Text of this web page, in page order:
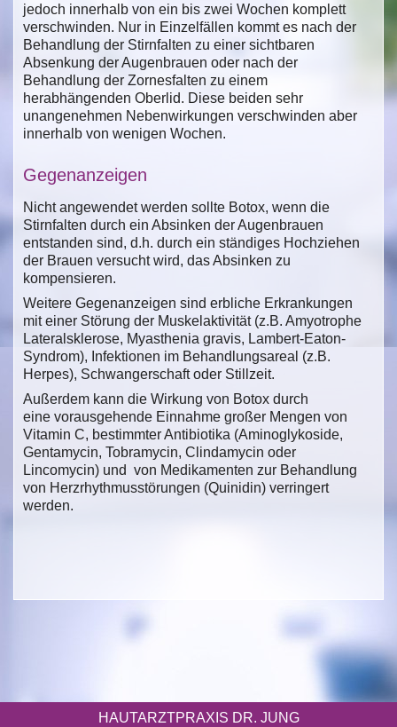
jedoch innerhalb von ein bis zwei Wochen komplett
verschwinden. Nur in Einzelfällen kommt es nach der
Behandlung der Stirnfalten zu einer sichtbaren
Absenkung der Augenbrauen oder nach der
Behandlung der Zornesfalten zu einem
herabhängenden Oberlid. Diese beiden sehr
unangenehmen Nebenwirkungen verschwinden aber
innerhalb von wenigen Wochen.
Gegenanzeigen
Nicht angewendet werden sollte Botox, wenn die
Stirnfalten durch ein Absinken der Augenbrauen
entstanden sind, d.h. durch ein ständiges Hochziehen
der Brauen versucht wird, das Absinken zu
kompensieren.
Weitere Gegenanzeigen sind erbliche Erkrankungen
mit einer Störung der Muskelaktivität (z.B. Amyotrophe
Lateralsklerose, Myasthenia gravis, Lambert-Eaton-
Syndrom), Infektionen im Behandlungsareal (z.B.
Herpes), Schwangerschaft oder Stillzeit.
Außerdem kann die Wirkung von Botox durch
eine vorausgehende Einnahme großer Mengen von
Vitamin C, bestimmter Antibiotika (Aminoglykoside,
Gentamycin, Tobramycin, Clindamycin oder
Lincomycin) und von Medikamenten zur Behandlung
von Herzrhythmusstörungen (Quinidin) verringert
werden.
HAUTARZTPRAXIS DR. JUNG